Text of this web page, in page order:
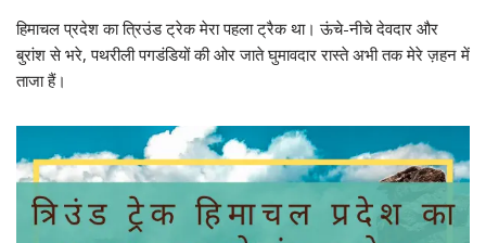
हिमाचल प्रदेश का त्रिउंड ट्रेक मेरा पहला ट्रैक था। ऊंचे-नीचे देवदार और
बुरांश से भरे, पथरीली पगडंडियों की ओर जाते घुमावदार रास्ते अभी तक मेरे ज़हन में
ताजा हैं।